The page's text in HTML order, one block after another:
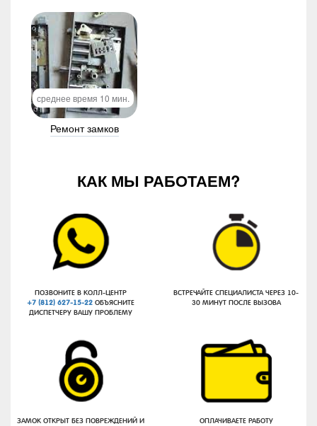
среднее время 10 мин.
Ремонт замков
КАК МЫ РАБОТАЕМ?
ПОЗВОНИТЕ В КОЛЛ-ЦЕНТР
+7 (812) 627-15-22 ОБЪЯСНИТЕ
ДИСПЕТЧЕРУ ВАШУ ПРОБЛЕМУ
ВСТРЕЧАЙТЕ СПЕЦИАЛИСТА ЧЕРЕЗ 10-
30 МИНУТ ПОСЛЕ ВЫЗОВА
ЗАМОК ОТКРЫТ БЕЗ ПОВРЕЖДЕНИЙ И
ОПЛАЧИВАЕТЕ РАБОТУ